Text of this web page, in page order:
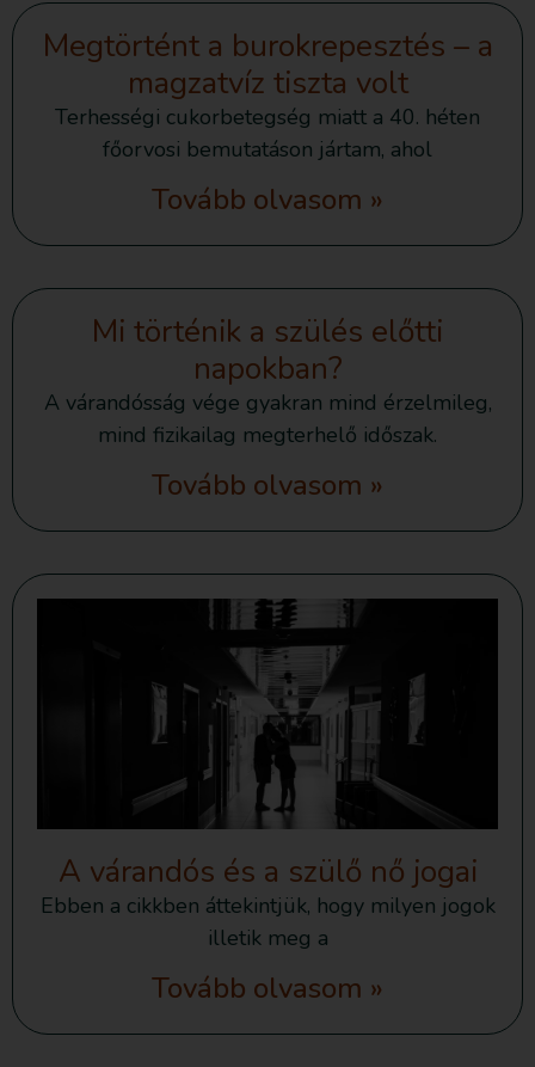
Megtörtént a burokrepesztés – a
magzatvíz tiszta volt
Terhességi cukorbetegség miatt a 40. héten
főorvosi bemutatáson jártam, ahol
Tovább olvasom »
Mi történik a szülés előtti
napokban?
A várandósság vége gyakran mind érzelmileg,
mind fizikailag megterhelő időszak.
Tovább olvasom »
A várandós és a szülő nő jogai
Ebben a cikkben áttekintjük, hogy milyen jogok
illetik meg a
Tovább olvasom »